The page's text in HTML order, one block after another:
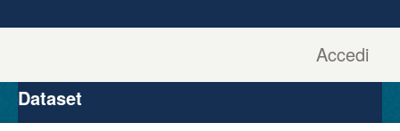
Accedi
Organizzazioni
Gruppi
Dataset